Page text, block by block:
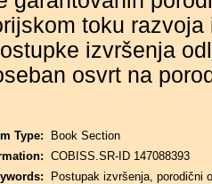
toku
izvršenja
osvrt na
Type:
Book Section
COBISS.SR-ID 147088393
Postupak izvršenja, porodični